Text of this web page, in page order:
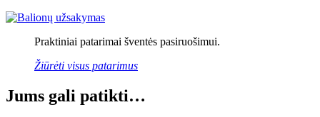
Praktiniai patarimai šventės pasiruošimui.
Žiūrėti visus patarimus
Jums gali patikti…